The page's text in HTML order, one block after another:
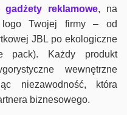
gadżety reklamowe, na
logo Twojej firmy – od
JBL po ekologiczne
pack). Każdy produkt
wewnętrzne
niezawodność, która
biznesowego.